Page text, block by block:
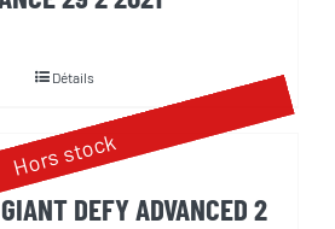
Détails
Hors stock
GIANT DEFY ADVANCED 2